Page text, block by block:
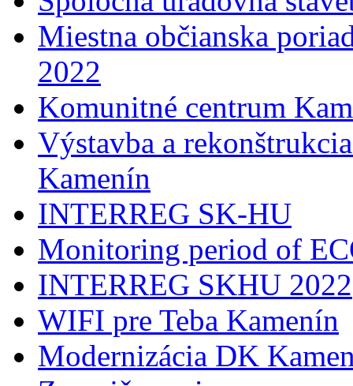
Miestna občianska
2022
Komunitné centrum
Výstavba a
Kamenín
INTERREG SK-HU
Monitoring period of
INTERREG SKHU 2022
WIFI pre Teba Kamenín
Modernizácia DK